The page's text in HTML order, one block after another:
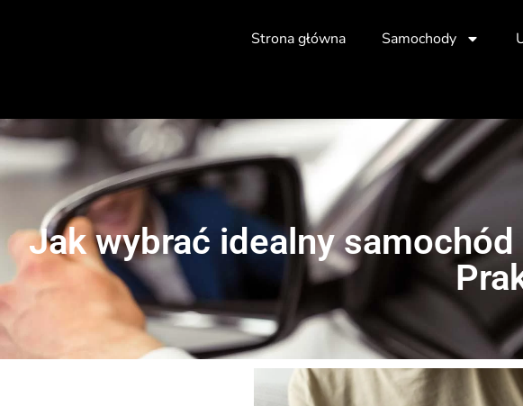
Strona główna Samochody
Jak wybrać idealny